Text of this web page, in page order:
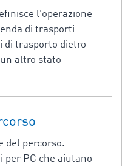
l'operazione
di trasporti
di trasporto dietro
altro stato
del percorso.
per PC che aiutano